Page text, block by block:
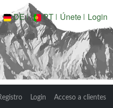
DE PT Únete Login
Login Acceso a clientes